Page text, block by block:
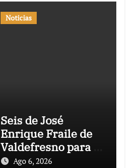
Noticias
Seis de José
Enrique Fraile de
Valdefresno para la
primera del mes de
Ago 6, 2026